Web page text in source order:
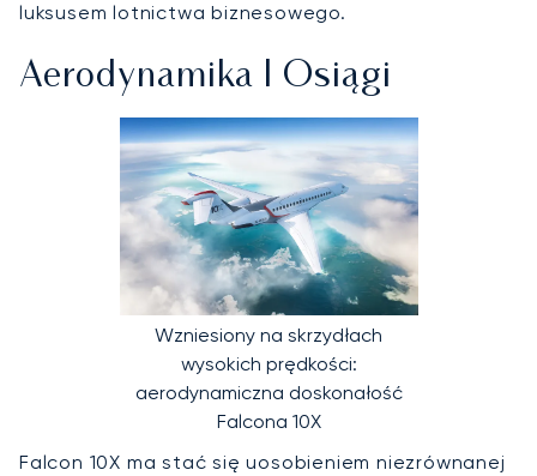
luksusem lotnictwa biznesowego.
Aerodynamika I Osiągi
Wzniesiony na skrzydłach
wysokich prędkości:
aerodynamiczna doskonałość
Falcona 10X
Falcon 10X ma stać się uosobieniem niezrównanej